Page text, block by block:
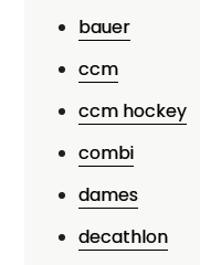
bauer
ccm
ccm hockey
combi
dames
decathlon